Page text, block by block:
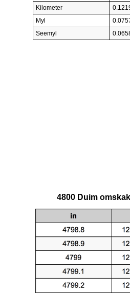
Kilometer
Myl
Seemyl
4800 Duim